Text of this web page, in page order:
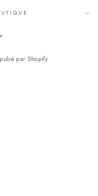
par Shopify